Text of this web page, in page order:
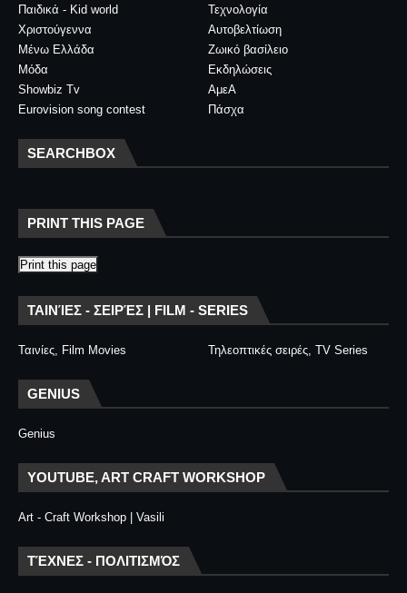
Παιδικά - Kid world
Τεχνολογία
Χριστούγεννα
Αυτοβελτίωση
Μένω Ελλάδα
Ζωικό βασίλειο
Μόδα
Εκδηλώσεις
Showbiz Tv
ΑμεΑ
Eurovision song contest
Πάσχα
SEARCHBOX
PRINT THIS PAGE
Print this page
ΤΑΙΝΊΕΣ - ΣΕΙΡΈΣ | FILM - SERIES
Ταινίες, Film Movies Τηλεοπτικές σειρές, TV Series
GENIUS
Genius
YOUTUBE, ART CRAFT WORKSHOP
Art - Craft Workshop | Vasili
ΤΈΧΝΕΣ - ΠΟΛΙΤΙΣΜΌΣ